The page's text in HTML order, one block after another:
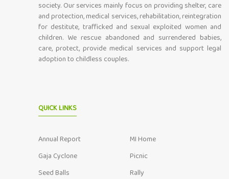
society. Our services mainly focus on providing shelter, care
and protection, medical services, rehabilitation, reintegration
for destitute, trafficked and sexual exploited women and
children. We rescue abandoned and surrendered babies,
care, protect, provide medical services and support legal
adoption to childless couples.
QUICK LINKS
Annual Report
MI Home
Gaja Cyclone
Picnic
Seed Balls
Rally